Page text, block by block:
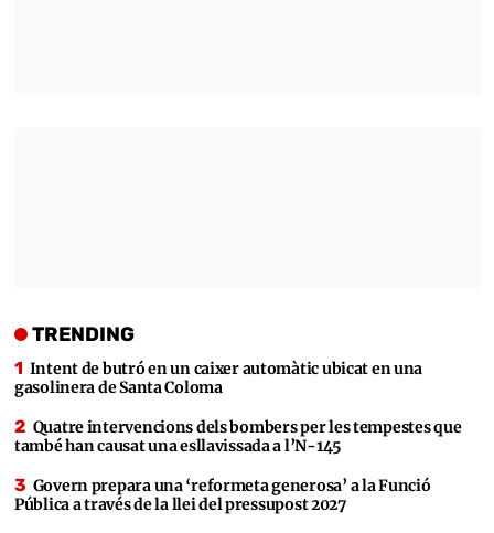
TRENDING
Intent de butró en un caixer automàtic ubicat en una
gasolinera de Santa Coloma
Quatre intervencions dels bombers per les tempestes que
també han causat una esllavissada a l’N-145
Govern prepara una ‘reformeta generosa’ a la Funció
Pública a través de la llei del pressupost 2027